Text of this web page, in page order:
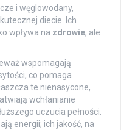
i węglowodany,
diecie. Ich
wpływa na zdrowie, ale
wspomagają
co pomaga
te nienasycone,
wchłanianie
uczucia pełności.
energii; ich jakość, na